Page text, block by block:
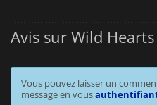
Avis sur Wild Hearts
Vous pouvez laisser un
message en vous